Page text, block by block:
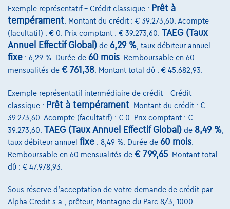
Opel Crossland
GS 1.2T AT6 130PK |APPLE CARPLAY|CAMERA|
28.621 km
96 kW ( 130 CV )
Exemple représentatif – Crédit classique : Prêt à
tempérament . Montant du crédit : € 39.273,60. Acompte
(facultatif) : € 0. Prix comptant : € 39.273,60. TAEG (Taux
Annuel Effectif Global) de 6,29 % , taux débiteur annuel
fixe : 6,29 %. Durée de 60 mois . Remboursable en 60
mensualités de € 761,38 . Montant total dû : € 45.682,93.
Exemple représentatif intermédiaire de crédit – Crédit
classique : Prêt à tempérament . Montant du crédit : €
39.273,60. Acompte (facultatif) : € 0. Prix comptant : €
39.273,60. TAEG (Taux Annuel Effectif Global) de 8,49 %
taux débiteur annuel fixe : 8,49 %. Durée de 60 mois
Remboursable en 60 mensualités de € 799,65. Montant total
dû : € 47.978,93.
Sous réserve d'acceptation de votre demande de crédit par
Alpha Credit s.a., prêteur, Montagne du Parc 8/3, 1000